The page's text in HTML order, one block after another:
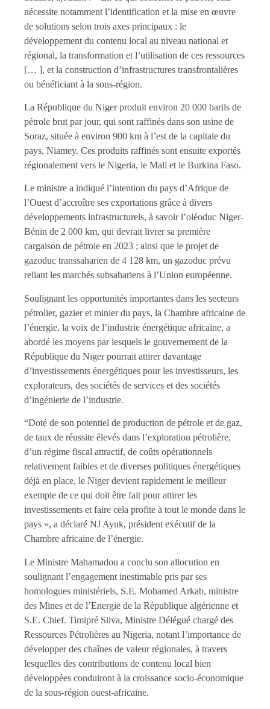
nécessite notamment l’identification et la mise en œuvre
de solutions selon trois axes principaux : le
développement du contenu local au niveau national et
régional, la transformation et l’utilisation de ces ressources
[… ], et la construction d’infrastructures transfrontalières
ou bénéficiant à la sous-région.
La République du Niger produit environ 20 000 barils de
pétrole brut par jour, qui sont raffinés dans son usine de
Soraz, située à environ 900 km à l’est de la capitale du
pays, Niamey. Ces produits raffinés sont ensuite exportés
régionalement vers le Nigeria, le Mali et le Burkina Faso.
Le ministre a indiqué l’intention du pays d’Afrique de
l’Ouest d’accroître ses exportations grâce à divers
développements infrastructurels, à savoir l’oléoduc Niger-
Bénin de 2 000 km, qui devrait livrer sa première
cargaison de pétrole en 2023 ; ainsi que le projet de
gazoduc transsaharien de 4 128 km, un gazoduc prévu
reliant les marchés subsahariens à l’Union européenne.
Soulignant les opportunités importantes dans les secteurs
pétrolier, gazier et minier du pays, la Chambre africaine de
l’énergie, la voix de l’industrie énergétique africaine, a
abordé les moyens par lesquels le gouvernement de la
République du Niger pourrait attirer davantage
d’investissements énergétiques pour les investisseurs, les
explorateurs, des sociétés de services et des sociétés
d’ingénierie de l’industrie.
“Doté de son potentiel de production de pétrole et de gaz,
de taux de réussite élevés dans l’exploration pétrolière,
d’un régime fiscal attractif, de coûts opérationnels
relativement faibles et de diverses politiques énergétiques
déjà en place, le Niger devient rapidement le meilleur
exemple de ce qui doit être fait pour attirer les
investissements et faire cela profite à tout le monde dans le
pays », a déclaré NJ Ayuk, président exécutif de la
Chambre africaine de l’énergie.
Le Ministre Mahamadou a conclu son allocution en
soulignant l’engagement inestimable pris par ses
homologues ministériels, S.E. Mohamed Arkab, ministre
des Mines et de l’Energie de la République algérienne et
S.E. Chief. Timipré Silva, Ministre Délégué chargé des
Ressources Pétrolières au Nigeria, notant l’importance de
développer des chaînes de valeur régionales, à travers
lesquelles des contributions de contenu local bien
développées conduiront à la croissance socio-économique
de la sous-région ouest-africaine.